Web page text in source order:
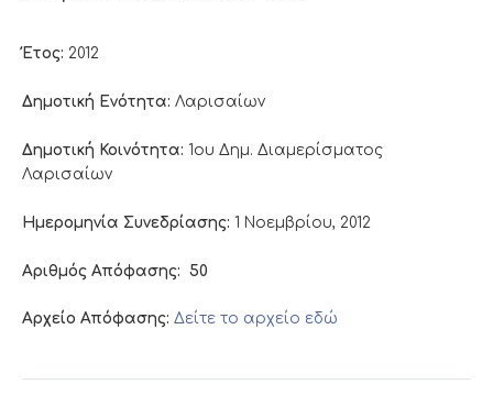
Έτος: 2012
Δημοτική Ενότητα: Λαρισαίων
Δημοτική Κοινότητα: 1ου Δημ. Διαμερίσματος
Λαρισαίων
Ημερομηνία Συνεδρίασης: 1 Νοεμβρίου, 2012
Αριθμός Απόφασης: 50
Αρχείο Απόφασης: Δείτε το αρχείο εδώ